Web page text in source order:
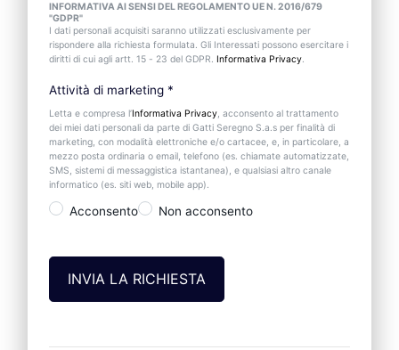
INFORMATIVA AI SENSI DEL REGOLAMENTO UE N. 2016/679
"GDPR"
I dati personali acquisiti saranno utilizzati esclusivamente per
rispondere alla richiesta formulata. Gli Interessati possono esercitare i
diritti di cui agli artt. 15 - 23 del GDPR. Informativa Privacy.
Attività di marketing *
Letta e compresa l’Informativa Privacy, acconsento al trattamento
dei miei dati personali da parte di Gatti Seregno S.a.s per finalità di
marketing, con modalità elettroniche e/o cartacee, e, in particolare, a
mezzo posta ordinaria o email, telefono (es. chiamate automatizzate,
SMS, sistemi di messaggistica istantanea), e qualsiasi altro canale
informatico (es. siti web, mobile app).
Acconsento Non acconsento